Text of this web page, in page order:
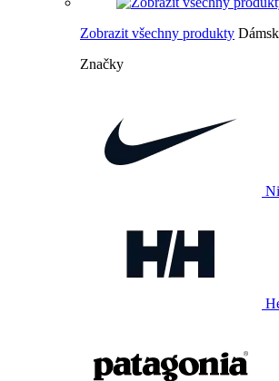
Zobrazit všechny produkty
Značky